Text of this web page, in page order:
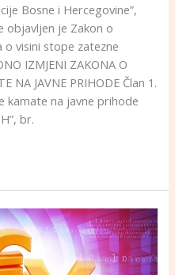
Bosne i Hercegovine”,
objavljen je Zakon o
o visini stope zatezne
IZMJENI ZAKONA O
NA JAVNE PRIHODE Član 1.
kamate na javne prihode
br.